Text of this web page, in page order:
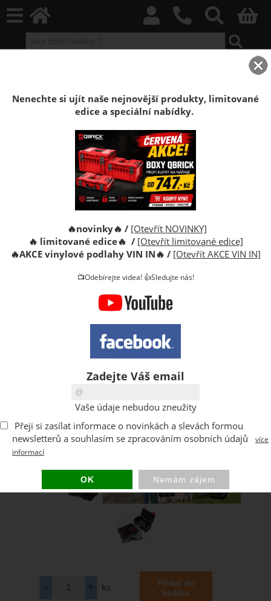
Organizér Qbrick Systém Regular
Organizer 500
Velký a odolný organizér Qbrick Regular 500 s
prostorným úložným prostorem a vyjímatelnými
přihrádkami. Ideální pro uspořádání nářadí a
drobných dílů.
ks
Nenechte si ujít naše nejnovější produkty, limitované
edice a speciální nabídky.
🔥novinky🔥 / [Otevřít NOVINKY]
🔥 limitované edice🔥 / [Otevřít limitované edice]
🔥AKCE vinylové podlahy VIN IN🔥 / [Otevřít AKCE VIN IN]
📺Odebírejte videa! 👍Sledujte nás!
Zadejte Váš email
Vaše údaje nebudou zneužity
Přeji si zasílat informace o novinkách a slevách formou
newsletterů a souhlasím se zpracováním osobních údajů
více
informací